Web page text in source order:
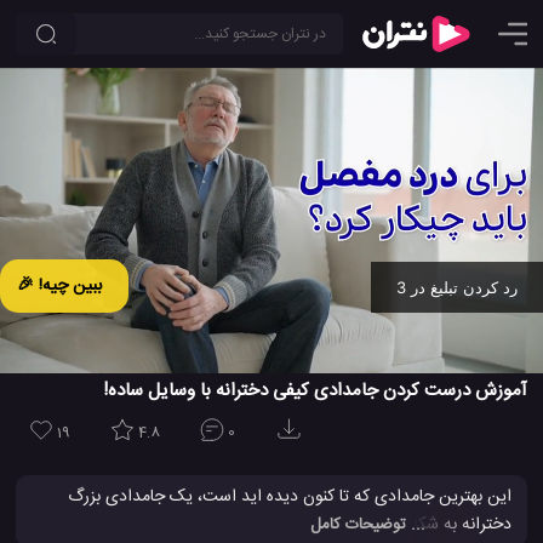
ببین چیه! 🎉 رد کردن تبلیغ در 2
Ad -
آموزش درست کردن جامدادی کیفی دخترانه با وسایل ساده!
19 4.8 0
این بهترین جامدادی که تا کنون دیده اید است، یک جامدادی بزرگ
دخترانه به شکل کیف کوله پشتی که با استفاده از لوازم ساده درست می
... توضیحات کامل